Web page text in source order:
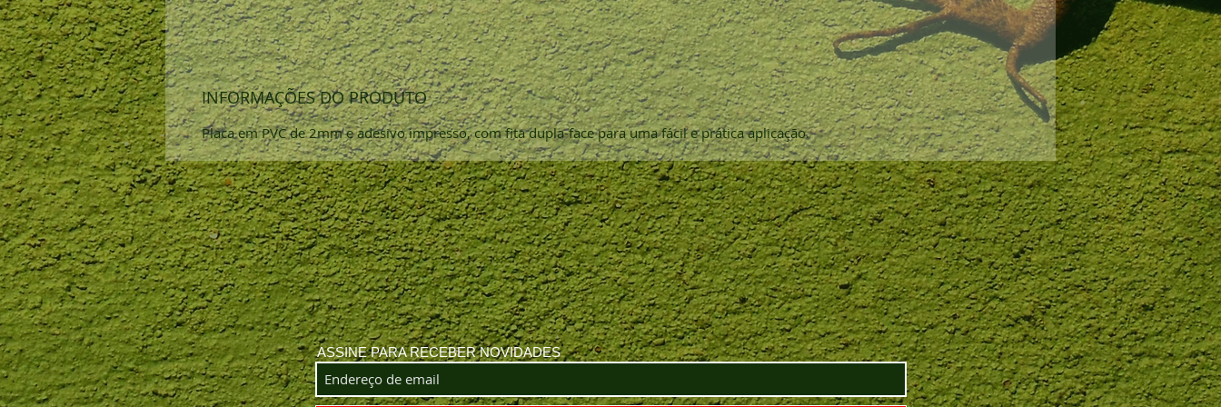
INFORMAÇÕES DO PRODUTO
Placa em PVC de 2mm e adesivo impresso, com fita dupla-face para uma fácil e prática aplicação.
ASSINE PARA RECEBER NOVIDADES